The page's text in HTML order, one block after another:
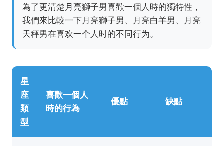
為了更清楚月亮獅子男喜歡一個人時的獨特性，
我們來比較一下月亮獅子男、月亮白羊男、月亮
天秤男在喜欢一个人时的不同行为。
星
座
類
型
喜歡一個人
時的行為
優點 缺點